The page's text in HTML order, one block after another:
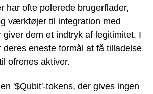
har ofte polerede brugerflader,
værktøjer til integration med
giver dem et indtryk af legitimitet. I
deres eneste formål at få tilladelse
ofrenes aktiver.
'$Qubit'-tokens, der gives ingen